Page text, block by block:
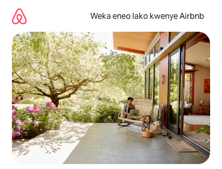
kwenda
kwenye
maudhui
Weka eneo lako kwenye Airbnb